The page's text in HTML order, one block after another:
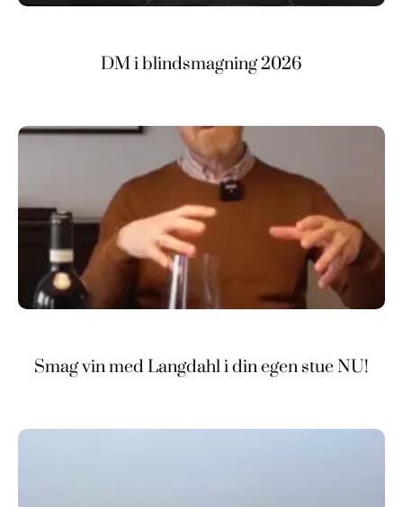
DM i blindsmagning 2026
Smag vin med Langdahl i din egen stue NU!